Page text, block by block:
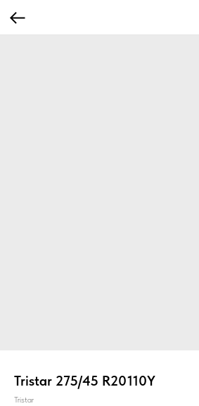
Tristar 275/45 R20110Y
Tristar